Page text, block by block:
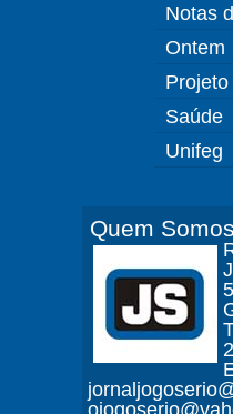
Notas
Ontem
Saúde
Unifeg
Quem Somos